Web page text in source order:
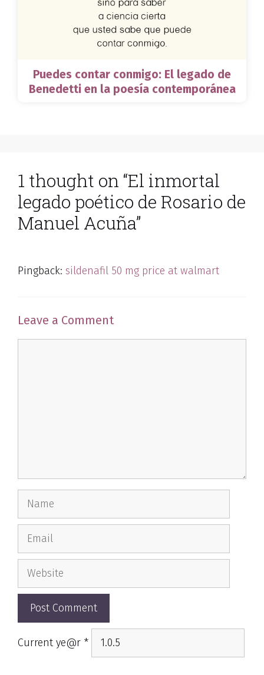
Puedes contar conmigo: El legado de
Benedetti en la poesía contemporánea
1 thought on “El inmortal
legado poético de Rosario de
Manuel Acuña”
Pingback: sildenafil 50 mg price at walmart
Leave a Comment
Name
Email
Website
Current ye@r *